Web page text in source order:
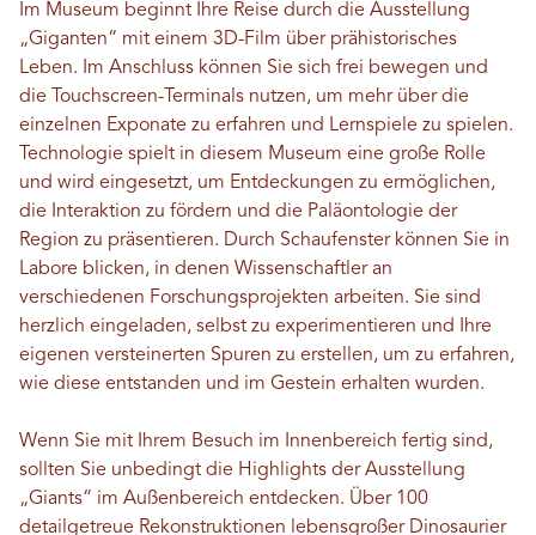
Im Museum beginnt Ihre Reise durch die Ausstellung
„Giganten“ mit einem 3D-Film über prähistorisches
Leben. Im Anschluss können Sie sich frei bewegen und
die Touchscreen-Terminals nutzen, um mehr über die
einzelnen Exponate zu erfahren und Lernspiele zu spielen.
Technologie spielt in diesem Museum eine große Rolle
und wird eingesetzt, um Entdeckungen zu ermöglichen,
die Interaktion zu fördern und die Paläontologie der
Region zu präsentieren. Durch Schaufenster können Sie in
Labore blicken, in denen Wissenschaftler an
verschiedenen Forschungsprojekten arbeiten. Sie sind
herzlich eingeladen, selbst zu experimentieren und Ihre
eigenen versteinerten Spuren zu erstellen, um zu erfahren,
wie diese entstanden und im Gestein erhalten wurden.
Wenn Sie mit Ihrem Besuch im Innenbereich fertig sind,
sollten Sie unbedingt die Highlights der Ausstellung
„Giants“ im Außenbereich entdecken. Über 100
detailgetreue Rekonstruktionen lebensgroßer Dinosaurier